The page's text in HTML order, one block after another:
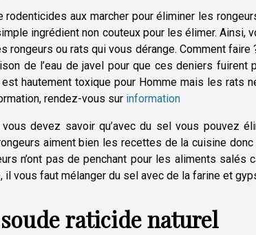
rodenticides aux marcher pour éliminer les
ingrédient non couteux pour les élimer. Ainsi,
rongeurs ou rats qui vous dérange. Comment faire
de l’eau de javel pour que ces deniers fuirent
hautement toxique pour Homme mais les rats
rendez-vous sur information
devez savoir qu’avec du sel vous pouvez
aiment bien les recettes de la cuisine
n’ont pas de penchant pour les aliments salés
vous faut mélanger du sel avec de la farine et
raticide naturel